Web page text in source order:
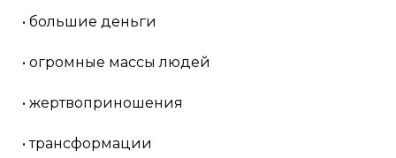
• большие деньги
• огромные массы людей
• жертвоприношения
• трансформации